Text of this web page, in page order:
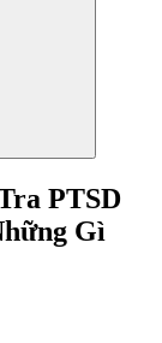
PTSD
Gì